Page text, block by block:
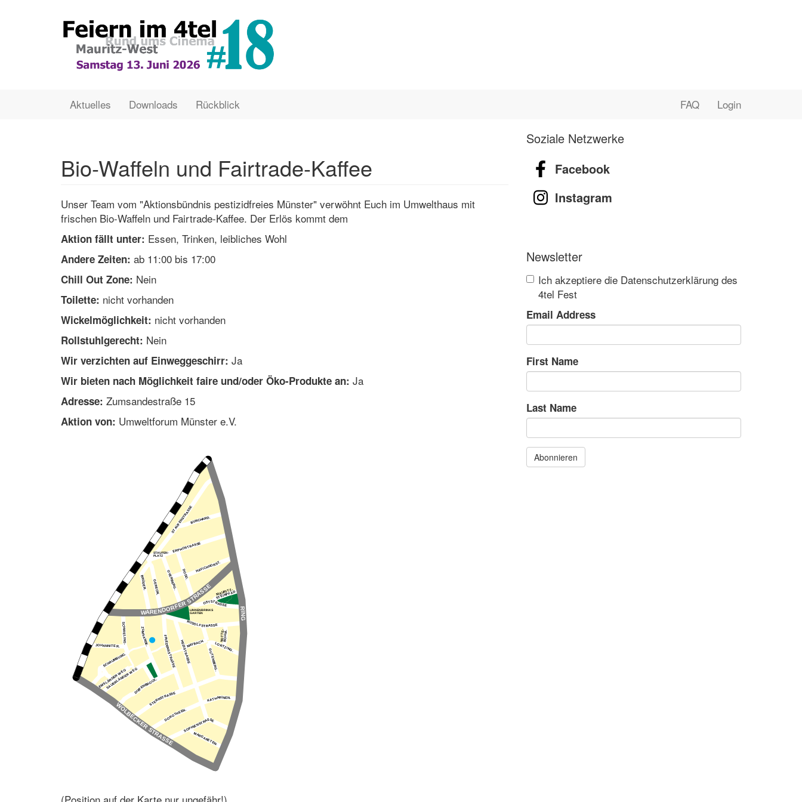
Main
Aktuelles Downloads Rückblick
User FAQ Login
Bio-Waffeln und Fairtrade-Kaffee
Unser Team vom "Aktionsbündnis pestizidfreies Münster" verwöhnt Euch im Umwelthaus mit
frischen Bio-Waffeln und Fairtrade-Kaffee. Der Erlös kommt dem
Aktion fällt unter: Essen, Trinken, leibliches Wohl
Andere Zeiten: ab 11:00 bis 17:00
Chill Out Zone: Nein
Toilette: nicht vorhanden
Wickelmöglichkeit: nicht vorhanden
Rollstuhlgerecht: Nein
Wir verzichten auf Einweggeschirr: Ja
Wir bieten nach Möglichkeit faire und/oder Öko-Produkte an: Ja
Adresse: Zumsandestraße 15
Aktion von: Umweltforum Münster e.V.
Soziale Netzwerke
Facebook
Instagram
Newsletter
Ich akzeptiere die Datenschutzerklärung des
4tel Fest
Email Address
First Name
Last Name
Abonnieren